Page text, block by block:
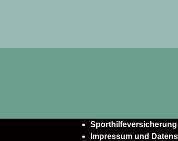
Sporthilfeversicherung
Impressum und